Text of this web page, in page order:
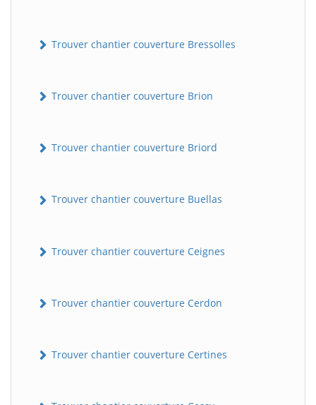
Trouver chantier couverture Bressolles
Trouver chantier couverture Brion
Trouver chantier couverture Briord
Trouver chantier couverture Buellas
Trouver chantier couverture Ceignes
Trouver chantier couverture Cerdon
Trouver chantier couverture Certines